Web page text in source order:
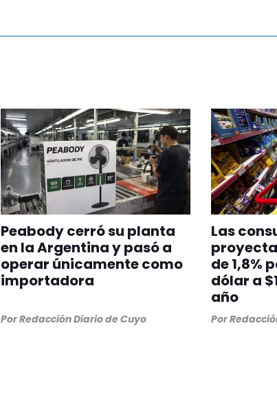
Peabody cerró su planta
en la Argentina y pasó a
operar únicamente como
importadora
PorRedacción Diario de Cuyo
Las
de 1,8%
dólar a
año
Por